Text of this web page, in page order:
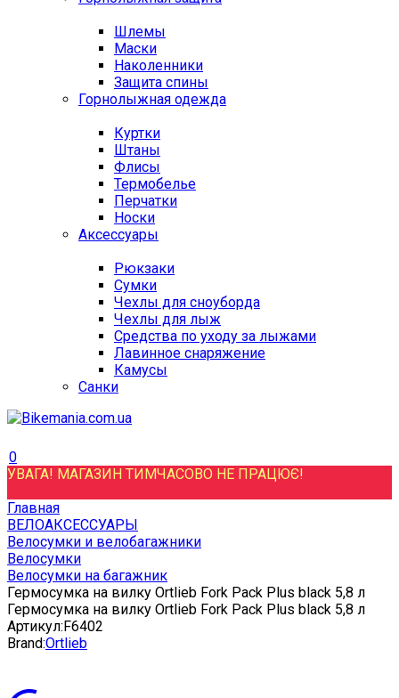
Шлемы
Маски
Наколенники
Защита спины
Горнолыжная одежда
Куртки
Штаны
Флисы
Термобелье
Перчатки
Носки
Аксессуары
Рюкзаки
Сумки
Чехлы для сноуборда
Чехлы для лыж
Средства по уходу за лыжами
Лавинное снаряжение
Камусы
Санки
0
УВАГА! МАГАЗИН ТИМЧАСОВО НЕ ПРАЦЮЄ!
Главная
ВЕЛОАКСЕССУАРЫ
Велосумки и велобагажники
Велосумки
Велосумки на багажник
Гермосумка на вилку Ortlieb Fork Pack Plus black 5,8 л
Гермосумка на вилку Ortlieb Fork Pack Plus black 5,8 л
Артикул:F6402
Brand:Ortlieb